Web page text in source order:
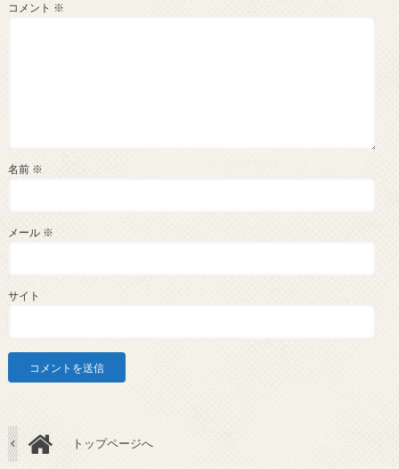
コメント ※
名前 ※
メール ※
サイト
トップページへ